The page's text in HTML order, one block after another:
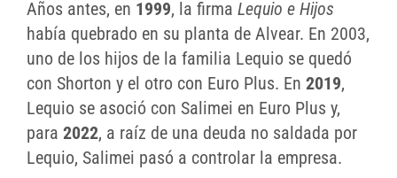
Años antes, en 1999, la firma Lequio e Hijos
había quebrado en su planta de Alvear. En 2003,
uno de los hijos de la familia Lequio se quedó
con Shorton y el otro con Euro Plus. En 2019,
Lequio se asoció con Salimei en Euro Plus y,
para 2022, a raíz de una deuda no saldada por
Lequio, Salimei pasó a controlar la empresa.